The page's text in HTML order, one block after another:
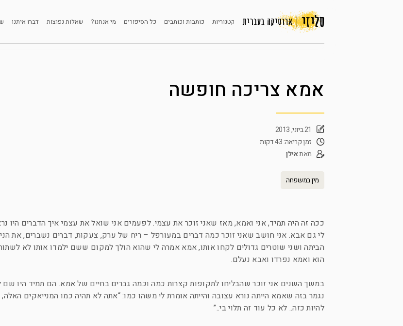
קטגוריות כותבות וכותבים כל הסיפורים מי אנחנו? שאלות נפוצות דברו איתנו
אמא צריכה חופשה
21 ביוני, 2013
זמן קריאה: 43 דקות
מאתאילן
מין במשפחה
ככה זה היה תמיד, אני ואמא, מאז שאני זוכר את עצמי. לפעמים אני שואל את עצמי איך הדברים היו
לי גם אבא. אני חושב שאני זוכר כמה דברים במעורפל – ריח של ערק, צעקות, דברים נשברים, את
הביתה ושני שוטרים גדולים לקחו אותו, אמא אמרה לי שהוא הולך למקום ששם ילמדו אותו לא
הוא ואמא נפרדו ואבא נעלם.
במשך השנים אני זוכר שהבליחו לתקופות קצרות כמה וכמה גברים בחיים של אמא. הם תמיד היו שם
נגמר בזה שאמא הייתה נורא עצובה והייתה אומרת לי משהו כמו: “אתה לא תהיה כמו המנייאקים האלה,
להיות כזה.. לא כל עוד זה תלוי בי..”